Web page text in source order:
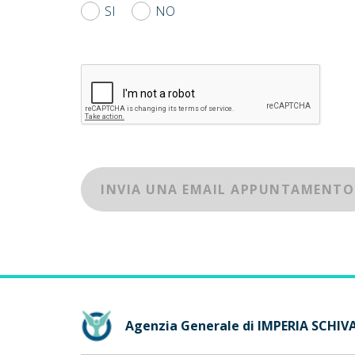
SI NO
INVIA UNA EMAIL APPUNTAMENTO
Agenzia Generale di IMPERIA